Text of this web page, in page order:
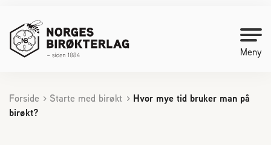
Meny
Kontakt oss
Forside Starte med birøkt
Hvor mye tid bruker man på
birøkt?